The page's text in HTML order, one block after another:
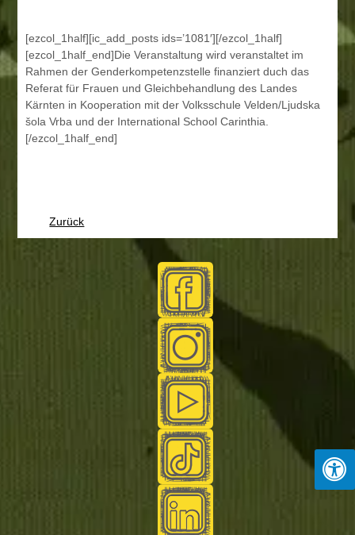
[ezcol_1half][ic_add_posts ids=’1081′][/ezcol_1half]
[ezcol_1half_end]Die Veranstaltung wird veranstaltet im
Rahmen der Genderkompetenzstelle finanziert duch das
Referat für Frauen und Gleichbehandlung des Landes
Kärnten in Kooperation mit der Volksschule Velden/Ljudska
šola Vrba und der International School Carinthia.
[/ezcol_1half_end]
Zurück